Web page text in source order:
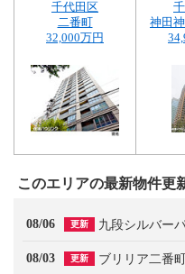
千代田区
二番町
32,000万円
神田
このエリアの最新物件更
08/06 更新 九段シルバー
08/03 更新 ブリリア二番